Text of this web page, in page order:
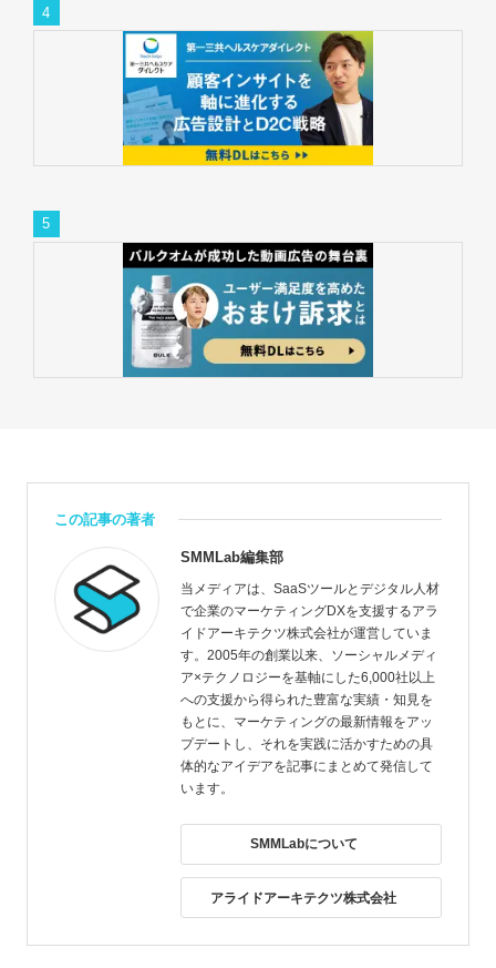
この記事の著者
SMMLab編集部
当メディアは、SaaSツールとデジタル人材
で企業のマーケティングDXを支援するアラ
イドアーキテクツ株式会社が運営していま
す。2005年の創業以来、ソーシャルメディ
ア×テクノロジーを基軸にした6,000社以上
への支援から得られた豊富な実績・知見を
もとに、マーケティングの最新情報をアッ
プデートし、それを実践に活かすための具
体的なアイデアを記事にまとめて発信して
います。
SMMLabについて
アライドアーキテクツ株式会社